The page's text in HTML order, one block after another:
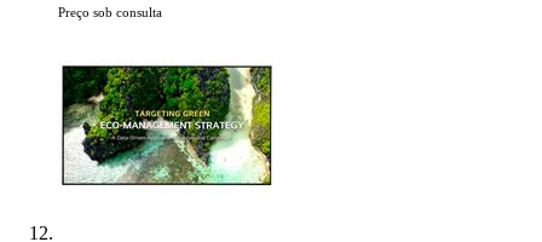
Preço sob consulta